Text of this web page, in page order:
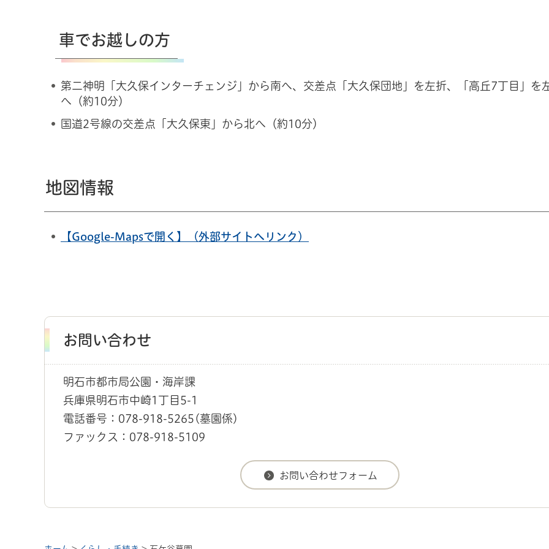
車でお越しの方
第二神明「大久保インターチェンジ」から南へ、交差点「大久保団地」を左折、「高丘7丁目」を
へ（約10分）
国道2号線の交差点「大久保東」から北へ（約10分）
地図情報
【Google-Mapsで開く】（外部サイトへリンク）
お問い合わせ
明石市都市局公園・海岸課
兵庫県明石市中崎1丁目5-1
電話番号：078-918-5265(墓園係)
ファックス：078-918-5109